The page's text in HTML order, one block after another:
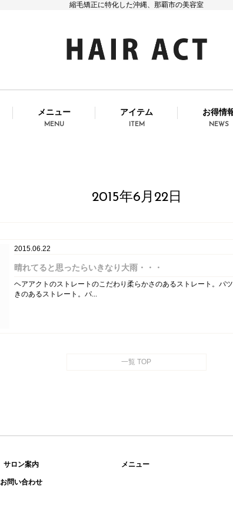
縮毛矯正に特化した沖縄、那覇市の美容室
メニュー
MENU
アイテム
ITEM
お得情
NEWS
2015年6月22日
2015.06.22
晴れてると思ったらいきなり大雨・・・
ヘアアクトのストレートのこだわり柔らかさのあるストレート。パ
きのあるストレート。パ...
一覧 TOP
サロン案内 メニュー
お問い合わせ